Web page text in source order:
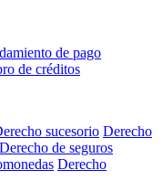
de pago
de créditos
sucesorio Derecho
Derecho de seguros
Derecho